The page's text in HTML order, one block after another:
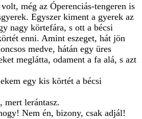
még az Óperenciás-tengeren is
Egyszer kiment a gyerek az
nagy körtefára, s ott a bécsi
enni. Amint eszeget, hát jön
medve, hátán egy üres
meglátta, odament a fa alá, s azt
egy kis körtét a bécsi
mert lerántasz.
Nem én, bizony, csak adjál!